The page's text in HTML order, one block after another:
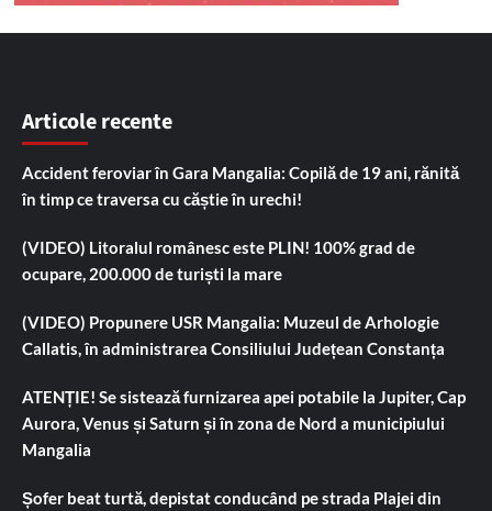
Articole recente
Accident feroviar în Gara Mangalia: Copilă de 19 ani, rănită
în timp ce traversa cu căștie în urechi!
(VIDEO) Litoralul românesc este PLIN! 100% grad de
ocupare, 200.000 de turiști la mare
(VIDEO) Propunere USR Mangalia: Muzeul de Arhologie
Callatis, în administrarea Consiliului Județean Constanța
ATENȚIE! Se sistează furnizarea apei potabile la Jupiter, Cap
Aurora, Venus și Saturn și în zona de Nord a municipiului
Mangalia
Șofer beat turtă, depistat conducând pe strada Plajei din